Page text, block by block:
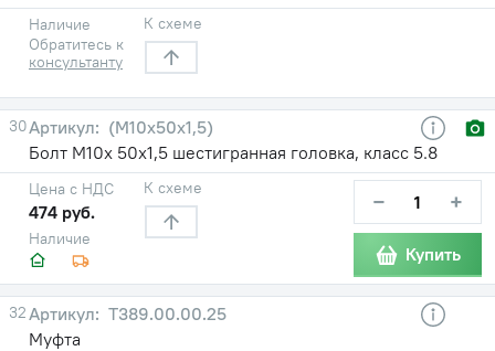
Наличие
Обратитесь к
консультанту
К схеме
30
(М10х50х1,5)
Болт М10х 50х1,5 шестигранная головка, класс 5.8
Наличие
Цена с НДС
474 руб.
К схеме − +
Купить
32
Т389.00.00.25
Муфта